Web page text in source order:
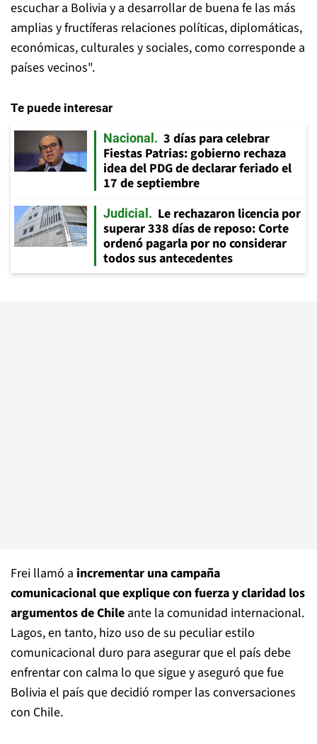
escuchar a Bolivia y a desarrollar de buena fe las más
amplias y fructíferas relaciones políticas, diplomáticas,
económicas, culturales y sociales, como corresponde a
países vecinos".
Te puede interesar
Nacional
3 días para celebrar
Fiestas Patrias: gobierno rechaza
idea del PDG de declarar feriado el
17 de septiembre
Judicial
Le rechazaron licencia por
superar 338 días de reposo: Corte
ordenó pagarla por no considerar
todos sus antecedentes
Frei llamó a incrementar una campaña
comunicacional que explique con fuerza y claridad los
argumentos de Chile ante la comunidad internacional.
Lagos, en tanto, hizo uso de su peculiar estilo
comunicacional duro para asegurar que el país debe
enfrentar con calma lo que sigue y aseguró que fue
Bolivia el país que decidió romper las conversaciones
con Chile.